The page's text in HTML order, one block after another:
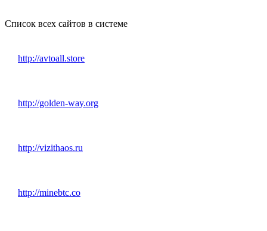
Список всех сайтов в системе
http://avtoall.store
http://golden-way.org
http://vizithaos.ru
http://minebtc.co